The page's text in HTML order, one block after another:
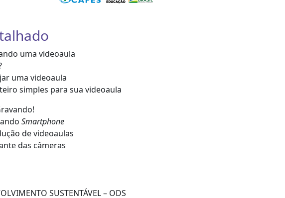
uma videoaula
uma videoaula
simples para sua videoaula
Smartphone
de videoaulas
das câmeras
SUSTENTÁVEL – ODS